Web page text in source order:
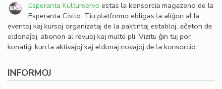
Esperanta Kulturservo estas la konsorcia magazeno de la
Esperanta Civito. Tiu platformo ebligas la aliĝon al la
eventoj kaj kursoj organizataj de la paktintaj establoj, aĉeton de
eldonaĵoj, abonon al revuoj kaj multe pli. Vizitu ĝin tuj por
konatiĝi kun la aktivaĵoj kaj eldonaj novaĵoj de la konsorcio.
INFORMOJ